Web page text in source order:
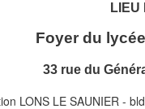
LIEU
Foyer du
33 rue du
LONS LE SAUNIER -